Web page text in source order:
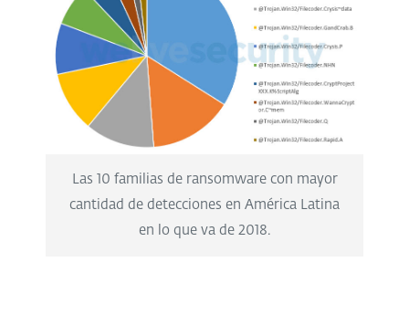
Las 10 familias de ransomware con mayor
cantidad de detecciones en América Latina
en lo que va de 2018.